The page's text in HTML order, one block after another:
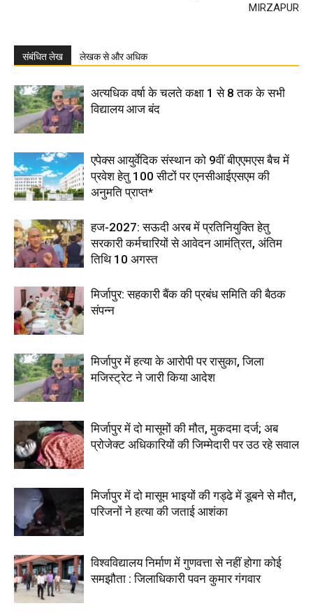
MIRZAPUR
संबंधित लेख लेखक से और अधिक
अत्यधिक वर्षा के चलते कक्षा 1 से 8 तक के सभी
विद्यालय आज बंद
एपेक्स आयुर्वेदिक संस्थान को 9वीं बीएएमएस बैच में
प्रवेश हेतु 100 सीटों पर एनसीआईएसएम की
अनुमति प्राप्त*
हज-2027: सऊदी अरब में प्रतिनियुक्ति हेतु
सरकारी कर्मचारियों से आवेदन आमंत्रित, अंतिम
तिथि 10 अगस्त
मिर्जापुर: सहकारी बैंक की प्रबंध समिति की बैठक
संपन्न
मिर्जापुर में हत्या के आरोपी पर रासुका, जिला
मजिस्ट्रेट ने जारी किया आदेश
मिर्जापुर में दो मासूमों की मौत, मुकदमा दर्ज; अब
प्रोजेक्ट अधिकारियों की जिम्मेदारी पर उठ रहे सवाल
मिर्जापुर में दो मासूम भाइयों की गड्ढे में डूबने से मौत,
परिजनों ने हत्या की जताई आशंका
विश्वविद्यालय निर्माण में गुणवत्ता से नहीं होगा कोई
समझौता : जिलाधिकारी पवन कुमार गंगवार